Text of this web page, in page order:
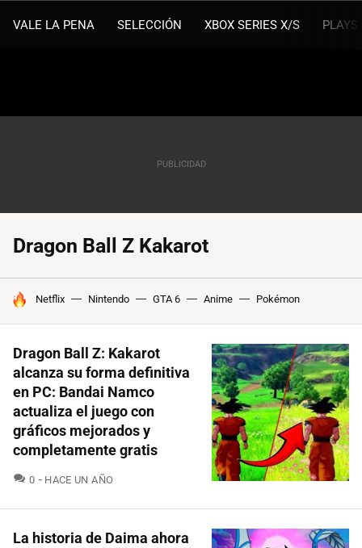
VALE LA PENA SELECCIÓN XBOX SERIES X/S
Dragon Ball Z Kakarot
HOY SE HABLA DE
Netflix Nintendo GTA 6 Anime Pokémon
Dragon Ball Z: Kakarot
alcanza su forma definitiva
en PC: Bandai Namco
actualiza el juego con
gráficos mejorados y
completamente gratis
0 COMENTARIOS
HACE UN AÑO
La historia de Daima ahora